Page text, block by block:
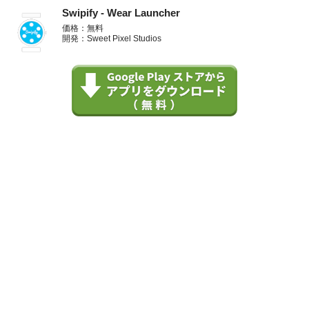
Swipify - Wear Launcher
価格：無料
開発：Sweet Pixel Studios